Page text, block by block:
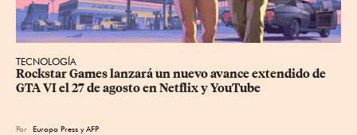
TECNOLOGÍA
Rockstar Games lanzará un nuevo avance extendido de
GTA VI el 27 de agosto en Netflix y YouTube
Por Europa Press yAFP